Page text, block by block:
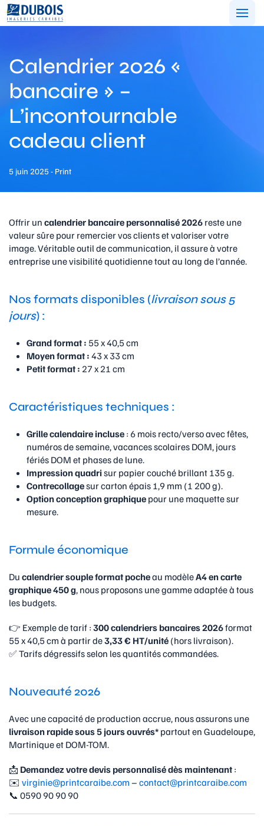
Aller
au
Calendrier 2026 «
bancaire » –
L’incontournable
cadeau client
5 juin 2025 - Print
Offrir un calendrier bancaire personnalisé 2026 reste une
valeur sûre pour remercier vos clients et valoriser votre
image. Véritable outil de communication, il assure à votre
entreprise une visibilité quotidienne tout au long de l’année.
Nos formats disponibles (livraison sous 5
jours) :
Grand format : 55 x 40,5 cm
Moyen format : 43 x 33 cm
Petit format : 27 x 21 cm
Caractéristiques techniques :
Grille calendaire incluse : 6 mois recto/verso avec fêtes,
numéros de semaine, vacances scolaires DOM, jours
fériés DOM et phases de lune.
Impression quadrisur papier couché brillant 135 g.
Contrecollagesur carton épais 1,9 mm (1 200 g).
Option conception graphique pour une maquette sur
mesure.
Formule économique
Du calendrier souple format pocheau modèleA4 en carte
graphique 450 g, nous proposons une gamme adaptée à tous
les budgets.
👉 Exemple de tarif : 300 calendriers bancaires 2026format
55 x 40,5 cm à partir de3,33 € HT/unité (hors livraison).
✅ Tarifs dégressifs selon les quantités commandées.
Nouveauté 2026
Avec une capacité de production accrue, nous assurons une
livraison rapide sous 5 jours ouvrés* partout en Guadeloupe,
Martinique et DOM-TOM.
📩 Demandez votre devis personnalisé dès maintenant :
✉️ virginie@printcaraibe.com – contact@printcaraibe.com
📞 0590 90 90 90